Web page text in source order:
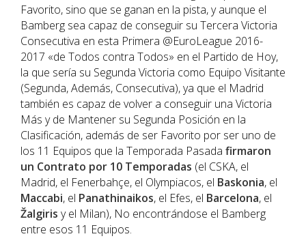
Favorito, sino que se ganan en la pista, y aunque el
Bamberg sea capaz de conseguir su Tercera Victoria
Consecutiva en esta Primera @EuroLeague 2016-
2017 «de Todos contra Todos» en el Partido de Hoy,
la que sería su Segunda Victoria como Equipo Visitante
(Segunda, Además, Consecutiva), ya que el Madrid
también es capaz de volver a conseguir una Victoria
Más y de Mantener su Segunda Posición en la
Clasificación, además de ser Favorito por ser uno de
los 11 Equipos que la Temporada Pasada firmaron
un Contrato por 10 Temporadas (el CSKA, el
Madrid, el Fenerbahçe, el Olympiacos, el Baskonia, el
Maccabi, el Panathinaikos, el Efes, el Barcelona, el
Žalgiris y el Milan), No encontrándose el Bamberg
entre esos 11 Equipos.